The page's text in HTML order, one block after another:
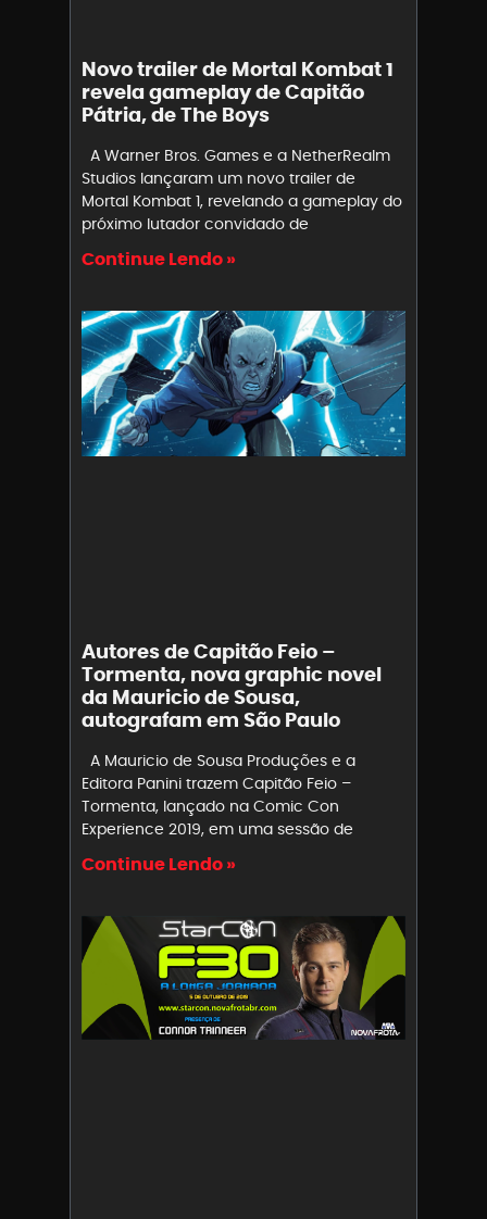
Novo trailer de Mortal Kombat 1
revela gameplay de Capitão
Pátria, de The Boys
A Warner Bros. Games e a NetherRealm
Studios lançaram um novo trailer de
Mortal Kombat 1, revelando a gameplay do
próximo lutador convidado de
Continue Lendo »
Autores de Capitão Feio –
Tormenta, nova graphic novel
da Mauricio de Sousa,
autografam em São Paulo
A Mauricio de Sousa Produções e a
Editora Panini trazem Capitão Feio –
Tormenta, lançado na Comic Con
Experience 2019, em uma sessão de
Continue Lendo »